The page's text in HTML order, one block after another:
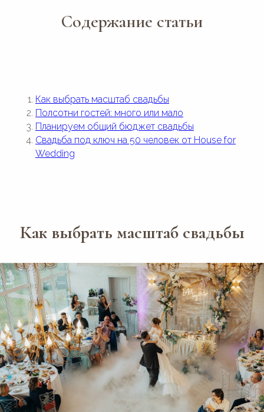
Содержание статьи
Как выбрать масштаб свадьбы
Полсотни гостей: много или мало
Планируем общий бюджет свадьбы
Свадьба под ключ на 50 человек от House for
Wedding
Как выбрать масштаб свадьбы